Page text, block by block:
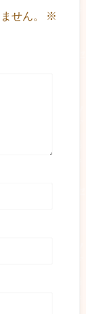
せん。
※